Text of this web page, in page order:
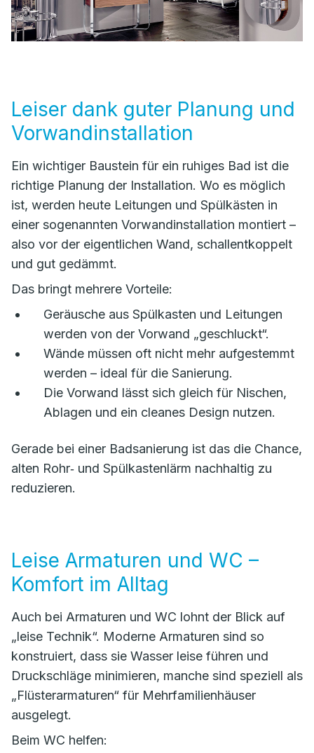
Leiser dank guter Planung und
Vorwandinstallation
Ein wichtiger Baustein für ein ruhiges Bad ist die
richtige Planung der Installation. Wo es möglich
ist, werden heute Leitungen und Spülkästen in
einer sogenannten Vorwandinstallation montiert –
also vor der eigentlichen Wand, schallentkoppelt
und gut gedämmt.
Das bringt mehrere Vorteile:
Geräusche aus Spülkasten und Leitungen
werden von der Vorwand „geschluckt“.
Wände müssen oft nicht mehr aufgestemmt
werden – ideal für die Sanierung.
Die Vorwand lässt sich gleich für Nischen,
Ablagen und ein cleanes Design nutzen.
Gerade bei einer Badsanierung ist das die Chance,
alten Rohr‑ und Spülkastenlärm nachhaltig zu
reduzieren.
Leise Armaturen und WC –
Komfort im Alltag
Auch bei Armaturen und WC lohnt der Blick auf
„leise Technik“. Moderne Armaturen sind so
konstruiert, dass sie Wasser leise führen und
Druckschläge minimieren, manche sind speziell als
„Flüsterarmaturen“ für Mehrfamilienhäuser
ausgelegt.
Beim WC helfen: